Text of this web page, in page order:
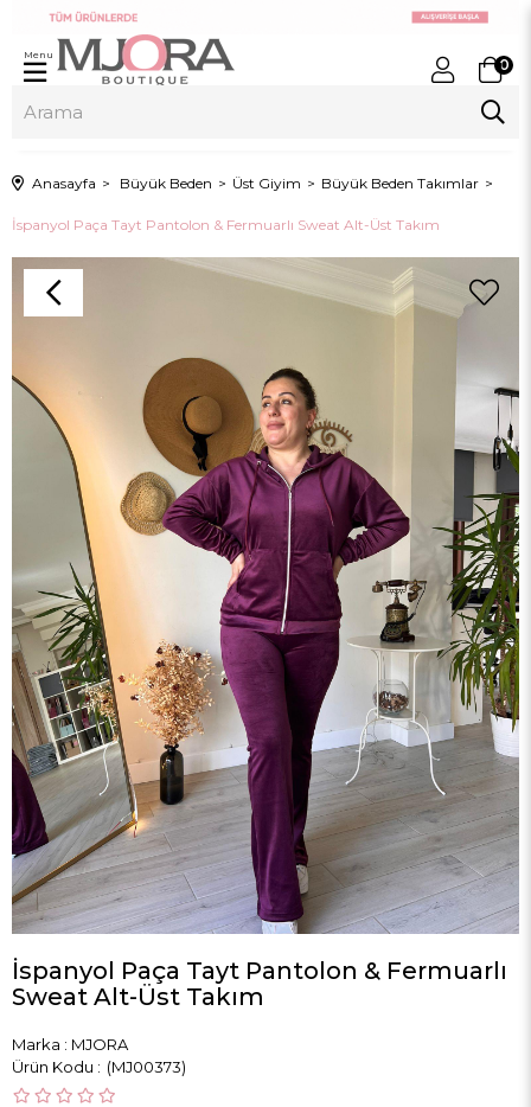
0
Menu
Anasayfa Büyük Beden Üst Giyim Büyük Beden Takımlar
İspanyol Paça Tayt Pantolon & Fermuarlı Sweat Alt-Üst Takım
İspanyol Paça Tayt Pantolon & Fermuarlı
Sweat Alt-Üst Takım
Marka : MJORA
(MJ00373)